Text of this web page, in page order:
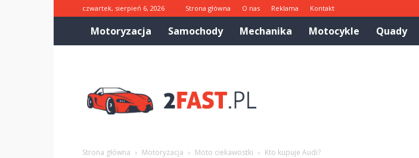
czwartek, sierpień 6, 2026 Strona główna O nas Reklama Kontakt
Motoryzacja Samochody Mechanika Motocykle Quady
Strona główna Motoryzacja Moto ciekawostki Kto kupuje Audi?